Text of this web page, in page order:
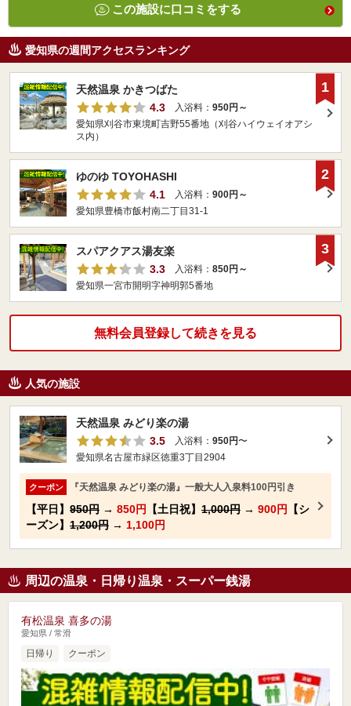
この施設に口コミをする
愛知県の週間アクセスランキング
天然温泉 かきつばた
4.3
入浴料： 950円～
愛知県刈谷市東境町吉野55番地（刈谷ハイウェイオアシ
ス内）
1
ゆのゆ TOYOHASHI
4.1
入浴料： 900円～
愛知県豊橋市飯村南二丁目31-1
2
スパアクアス湯友楽
3.3
入浴料： 850円～
愛知県一宮市開明字神明郭5番地
3
無料会員登録して続きを見る
人気の施設
天然温泉 みどり楽の湯
3.5
入浴料： 950円〜
愛知県名古屋市緑区徳重3丁目2904
クーポン 『天然温泉 みどり楽の湯』一般大人入泉料100円引き
【平日】 950円 → 850円 【土日祝】 1,000円 → 900円
【シ
ーズン】 1,200円 → 1,100円
周辺の温泉・日帰り温泉・スーパー銭湯
有松温泉 喜多の湯
愛知県 / 常滑
日帰り クーポン